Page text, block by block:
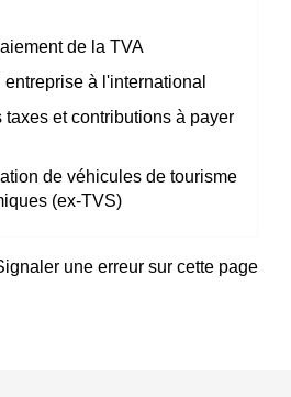
de la TVA
à l'international
taxes et contributions à payer
de véhicules de tourisme
(ex-TVS)
une erreur sur cette page